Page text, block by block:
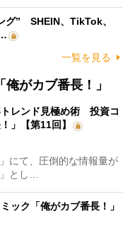
グ” SHEIN、TikTok、
一覧を見る
がカブ番長！」
トレンド見極め術 投資コ
」【第11回】
にて、圧倒的な情報量が
とし…
ック「俺がカブ番長！」